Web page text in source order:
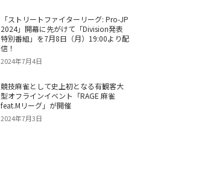
「ストリートファイターリーグ: Pro-JP
2024」開幕に先がけて「Division発表
特別番組」を7月8日（月）19:00より配
信！
2024年7月4日
競技麻雀として史上初となる有観客大
型オフラインイベント「RAGE 麻雀
feat.Mリーグ」が開催
2024年7月3日